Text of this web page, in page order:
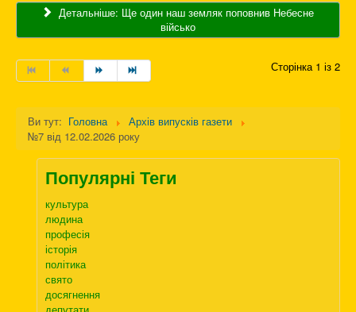
Детальніше: Ще один наш земляк поповнив Небесне
військо
Сторінка 1 із 2
Ви тут: Головна
Архів випусків газети
№7 від 12.02.2026 року
Популярні Теги
культура
людина
професія
історія
політика
свято
досягнення